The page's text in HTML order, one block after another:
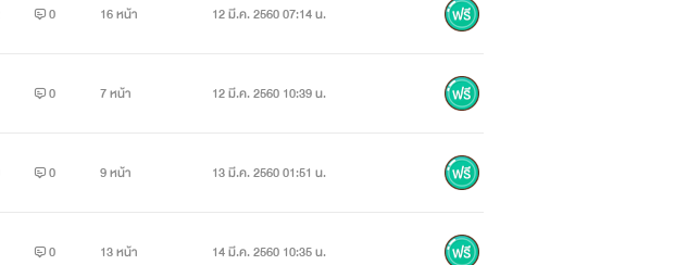
ะ) หวังรวยทางลัด
รู้มาว่า เอสเธอร์ ลี
0 16 หน้า 12 มี.ค. 2560 07:14 น.
0 7 หน้า 12 มี.ค. 2560 10:39 น.
0 9 หน้า 13 มี.ค. 2560 01:51 น.
0 13 หน้า 14 มี.ค. 2560 10:35 น.